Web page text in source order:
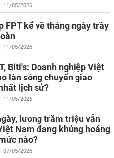
| 11/05/2026
FPT kể về tháng ngày trầy
| 11/05/2026
Biti's: Doanh nghiệp Việt
làn sóng chuyển giao
lịch sử?
| 11/05/2026
lương trăm triệu vẫn
Nam đang khủng hoảng
nào?
| 07/05/2026